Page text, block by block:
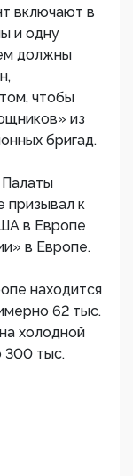
включают в
и одну
должны
чтобы
из
бригад.
призывал к
в Европе
в Европе.
находится
62 тыс.
холодной
300 тыс.